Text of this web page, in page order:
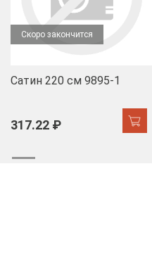
Скоро закончится
Сатин 220 см 9895-1
317.22 ₽